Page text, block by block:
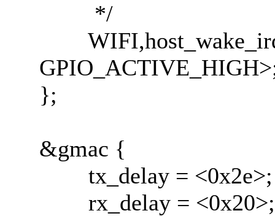
*/
};
&gmac {
tx_delay = <0x2e>;
rx_delay = <0x20>;